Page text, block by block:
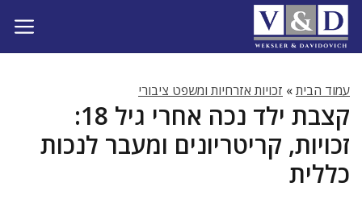
לדלג
לתוכן
עמוד הבית» זכויות אזרחיות ומשפט ציבורי
קצבת ילד נכה אחרי גיל 18:
זכויות, קריטריונים ומעבר לנכות
כללית